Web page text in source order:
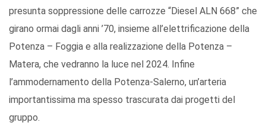
presunta soppressione delle carrozze “Diesel ALN 668” che
girano ormai dagli anni ’70, insieme all’elettrificazione della
Potenza – Foggia e alla realizzazione della Potenza –
Matera, che vedranno la luce nel 2024. Infine
l’ammodernamento della Potenza-Salerno, un’arteria
importantissima ma spesso trascurata dai progetti del
gruppo.